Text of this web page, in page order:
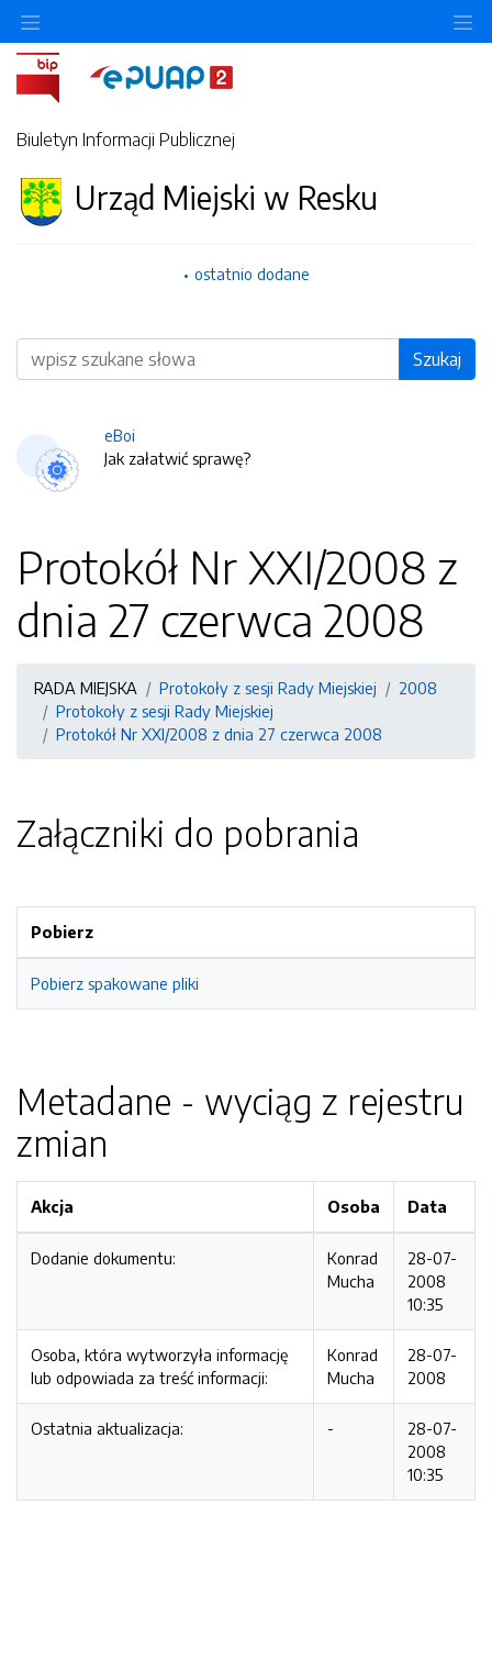
Biuletyn Informacji Publicznej
Urząd Miejski w Resku
ostatnio dodane
Wyszukiwarka Szukaj
eBoi
Jak załatwić sprawę?
Protokół Nr XXI/2008 z
dnia 27 czerwca 2008
RADA MIEJSKA Protokoły z sesji Rady Miejskiej
2008
Protokoły z sesji Rady Miejskiej
Protokół Nr XXI/2008 z dnia 27 czerwca 2008
Załączniki do pobrania
Pobierz
Pobierz spakowane pliki
Metadane - wyciąg z rejestru
zmian
Akcja Osoba Data
Dodanie dokumentu:
Konrad
Mucha
28-07-
2008
10:35
Osoba, która wytworzyła informację
lub odpowiada za treść informacji:
Konrad
Mucha
28-07-
2008
Ostatnia aktualizacja: -
28-07-
2008
10:35